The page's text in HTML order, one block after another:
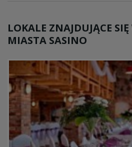
LOKALE ZNAJDUJĄCE
MIASTA SASINO